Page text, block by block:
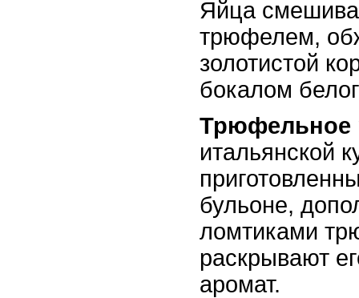
Яйца
трюфелем,
золотистой
бокалом
Трюфельное
итальянской
бульоне,
ломтиками
раскрывают
аромат.